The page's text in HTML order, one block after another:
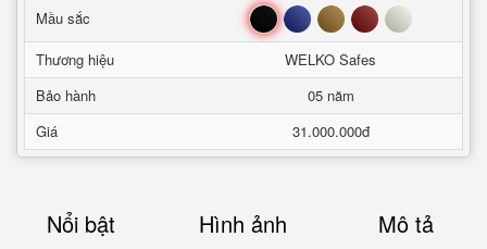
Mầu sắc Đen Xanh Nâu Đỏ Trắng
Thương hiệu
WELKO Safes
Bảo hành
05 năm
Giá
31.000.000đ
Nổi bật Hình ảnh Mô tả